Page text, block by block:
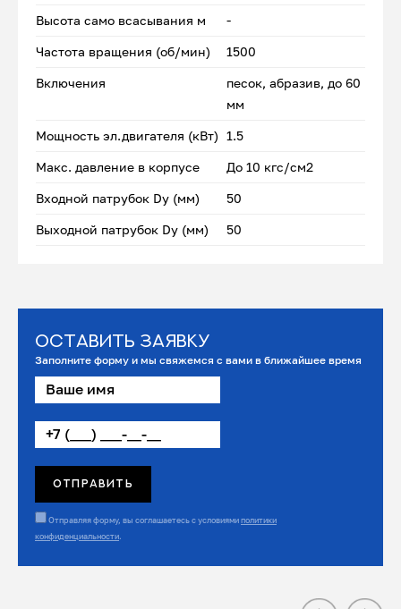
Высота само всасывания м -
Частота вращения (об/мин) 1500
Включения
песок, абразив, до 60
мм
Мощность эл.двигателя (кВт) 1.5
Макс. давление в корпусе До 10 кгс/см2
Входной патрубок Dу (мм) 50
Выходной патрубок Dу (мм) 50
Оставить заявку
Заполните форму и мы свяжемся с вами в ближайшее время
Отправляя форму, вы соглашаетесь с условиямиполитики
конфиденциальности.